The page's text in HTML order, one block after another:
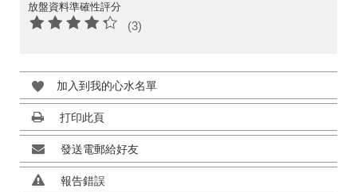
放盤資料準確性評分
(3)
加入到我的心水名單
打印此頁
發送電郵給好友
報告錯誤